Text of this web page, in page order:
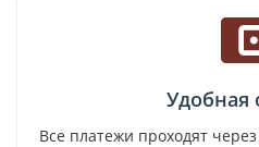
Удобная
Все платежи проходят